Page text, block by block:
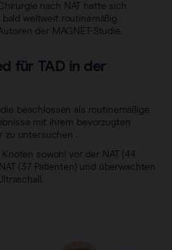
nach NAT hatte sich
weltweit routinemäßig
der MAGNET-Studie.
für TAD in der
beschlossen als routinemäßige
mit ihrem bevorzugten
zu untersuchen .
sowohl vor der NAT (44
(37 Patienten) und überwachten